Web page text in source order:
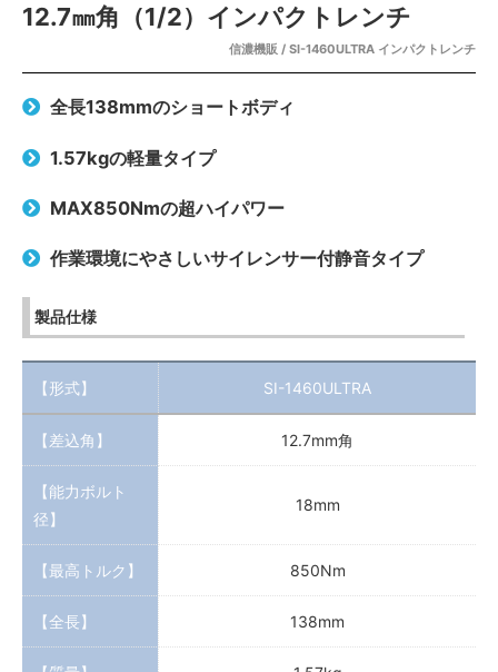
12.7㎜角（1/2）インパクトレンチ
信濃機販 / SI-1460ULTRA インパクトレンチ
全長138mmのショートボディ
1.57kgの軽量タイプ
MAX850Nmの超ハイパワー
作業環境にやさしいサイレンサー付静音タイプ
製品仕様
【形式】 SI-1460ULTRA
【差込角】 12.7mm角
【能力ボルト
径】
18mm
【最高トルク】 850Nm
【全長】 138mm